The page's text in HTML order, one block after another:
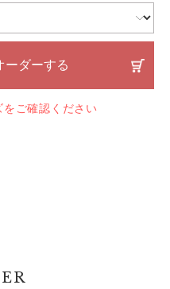
ーダーする
ご確認ください